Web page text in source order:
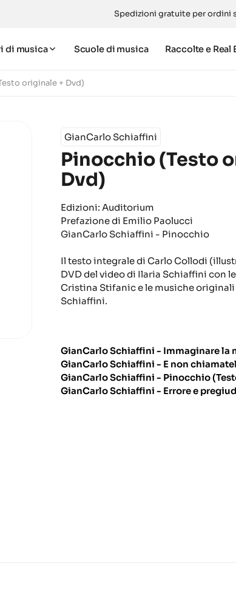
Spedizioni gratuite per ordini
di musica Scuole di musica Raccolte e Real
originale + Dvd)
GianCarlo Schiaffini
Pinocchio (Testo
Dvd)
Edizioni: Auditorium
Prefazione di Emilio Paolucci
GianCarlo Schiaffini - Pinocchio
Il testo integrale di Carlo Collodi
DVD del video di Ilaria Schiaffini con
Cristina Stifanic e le musiche
Schiaffini.
GianCarlo Schiaffini - Immaginare la
GianCarlo Schiaffini - E non
GianCarlo Schiaffini - Pinocchio
GianCarlo Schiaffini - Errore e